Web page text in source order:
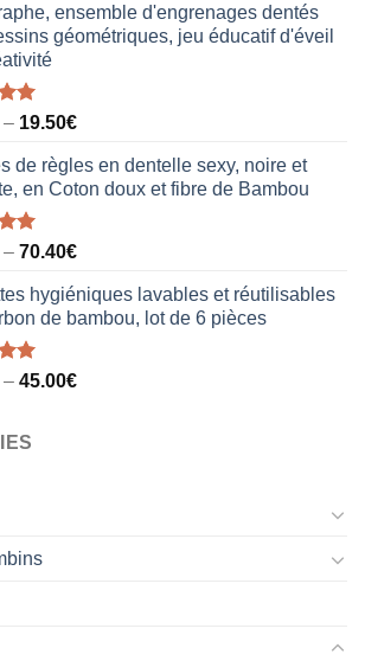
ensemble d'engrenages dentés
géométriques, jeu éducatif d'éveil
– 19.50€
de règles en dentelle sexy, noire et
en Coton doux et fibre de Bambou
– 70.40€
hygiéniques lavables et réutilisables
de bambou, lot de 6 pièces
– 45.00€